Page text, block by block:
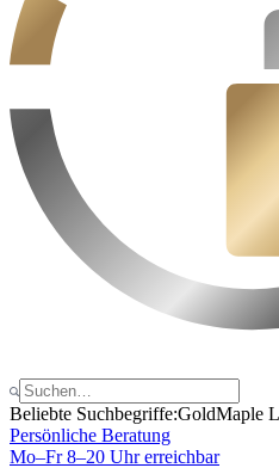
Beliebte Suchbegriffe:GoldMaple
Persönliche Beratung
Mo–Fr 8–20 Uhr erreichbar